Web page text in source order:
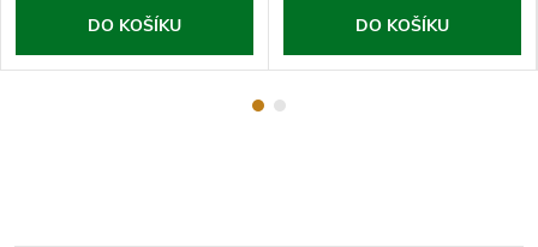
DO KOŠÍKU DO KOŠÍKU